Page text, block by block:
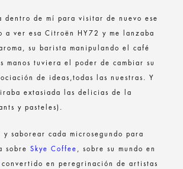
dentro de mí para visitar de nuevo ese
a ver esa Citroën HY72 y me lanzaba
su barista manipulando el café
manos tuviera el poder de cambiar su
de ideas,todas las nuestras. Y
extasiada las delicias de la
y pasteles).
y saborear cada microsegundo para
sobreSkye Coffee , sobre su mundo en
convertido en peregrinación de artistas